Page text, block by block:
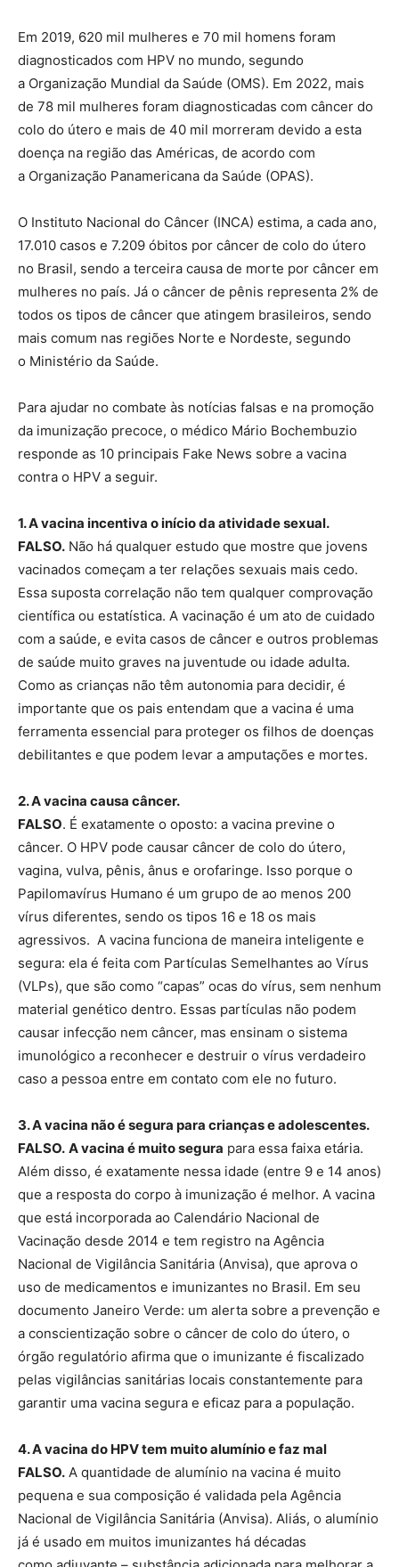
Em 2019, 620 mil mulheres e 70 mil homens foram
diagnosticados com HPV no mundo, segundo
a Organização Mundial da Saúde (OMS). Em 2022, mais
de 78 mil mulheres foram diagnosticadas com câncer do
colo do útero e mais de 40 mil morreram devido a esta
doença na região das Américas, de acordo com
a Organização Panamericana da Saúde (OPAS).
O Instituto Nacional do Câncer (INCA) estima, a cada ano,
17.010 casos e 7.209 óbitos por câncer de colo do útero
no Brasil, sendo a terceira causa de morte por câncer em
mulheres no país. Já o câncer de pênis representa 2% de
todos os tipos de câncer que atingem brasileiros, sendo
mais comum nas regiões Norte e Nordeste, segundo
o Ministério da Saúde.
Para ajudar no combate às notícias falsas e na promoção
da imunização precoce, o médico Mário Bochembuzio
responde as 10 principais Fake News sobre a vacina
contra o HPV a seguir.
1. A vacina incentiva o início da atividade sexual.
FALSO. Não há qualquer estudo que mostre que jovens
vacinados começam a ter relações sexuais mais cedo.
Essa suposta correlação não tem qualquer comprovação
científica ou estatística. A vacinação é um ato de cuidado
com a saúde, e evita casos de câncer e outros problemas
de saúde muito graves na juventude ou idade adulta.
Como as crianças não têm autonomia para decidir, é
importante que os pais entendam que a vacina é uma
ferramenta essencial para proteger os filhos de doenças
debilitantes e que podem levar a amputações e mortes.
2. A vacina causa câncer.
FALSO. É exatamente o oposto: a vacina previne o
câncer. O HPV pode causar câncer de colo do útero,
vagina, vulva, pênis, ânus e orofaringe. Isso porque o
Papilomavírus Humano é um grupo de ao menos 200
vírus diferentes, sendo os tipos 16 e 18 os mais
agressivos. A vacina funciona de maneira inteligente e
segura: ela é feita com Partículas Semelhantes ao Vírus
(VLPs), que são como “capas” ocas do vírus, sem nenhum
material genético dentro. Essas partículas não podem
causar infecção nem câncer, mas ensinam o sistema
imunológico a reconhecer e destruir o vírus verdadeiro
caso a pessoa entre em contato com ele no futuro.
3. A vacina não é segura para crianças e adolescentes.
FALSO. A vacina é muito segura para essa faixa etária.
Além disso, é exatamente nessa idade (entre 9 e 14 anos)
que a resposta do corpo à imunização é melhor. A vacina
que está incorporada ao Calendário Nacional de
Vacinação desde 2014 e tem registro na Agência
Nacional de Vigilância Sanitária (Anvisa), que aprova o
uso de medicamentos e imunizantes no Brasil. Em seu
documento Janeiro Verde: um alerta sobre a prevenção e
a conscientização sobre o câncer de colo do útero, o
órgão regulatório afirma que o imunizante é fiscalizado
pelas vigilâncias sanitárias locais constantemente para
garantir uma vacina segura e eficaz para a população.
4. A vacina do HPV tem muito alumínio e faz mal
FALSO. A quantidade de alumínio na vacina é muito
pequena e sua composição é validada pela Agência
Nacional de Vigilância Sanitária (Anvisa). Aliás, o alumínio
já é usado em muitos imunizantes há décadas